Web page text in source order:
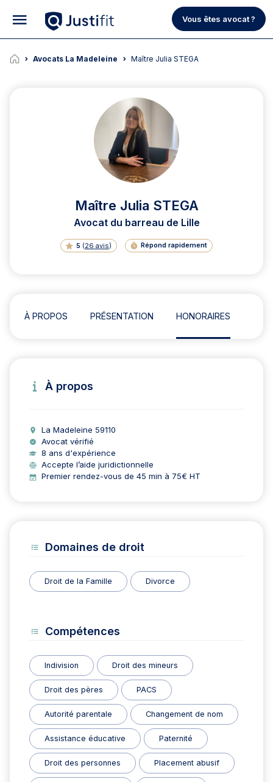
Vous êtes avocat ?
Avocats La Madeleine Maître Julia STEGA
Maître Julia STEGA
Avocat du barreau de Lille
5 (26 avis) Répond rapidement
À PROPOS PRÉSENTATION HONORAIRES
À propos
La Madeleine 59110
Avocat vérifié
8 ans d'expérience
Accepte l’aide juridictionnelle
Premier rendez-vous de 45 min à 75€ HT
Domaines de droit
Droit de la Famille Divorce
Compétences
Indivision Droit des mineurs
Droit des pères PACS
Autorité parentale Changement de nom
Assistance éducative Paternité
Droit des personnes Placement abusif